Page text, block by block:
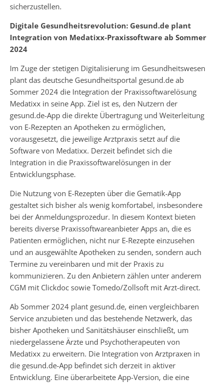
sicherzustellen.
Digitale Gesundheitsrevolution: Gesund.de plant
Integration von Medatixx-Praxissoftware ab Sommer
2024
Im Zuge der stetigen Digitalisierung im Gesundheitswesen
plant das deutsche Gesundheitsportal gesund.de ab
Sommer 2024 die Integration der Praxissoftwarelösung
Medatixx in seine App. Ziel ist es, den Nutzern der
gesund.de-App die direkte Übertragung und Weiterleitung
von E-Rezepten an Apotheken zu ermöglichen,
vorausgesetzt, die jeweilige Arztpraxis setzt auf die
Software von Medatixx. Derzeit befindet sich die
Integration in die Praxissoftwarelösungen in der
Entwicklungsphase.
Die Nutzung von E-Rezepten über die Gematik-App
gestaltet sich bisher als wenig komfortabel, insbesondere
bei der Anmeldungsprozedur. In diesem Kontext bieten
bereits diverse Praxissoftwareanbieter Apps an, die es
Patienten ermöglichen, nicht nur E-Rezepte einzusehen
und an ausgewählte Apotheken zu senden, sondern auch
Termine zu vereinbaren und mit der Praxis zu
kommunizieren. Zu den Anbietern zählen unter anderem
CGM mit Clickdoc sowie Tomedo/Zollsoft mit Arzt-direct.
Ab Sommer 2024 plant gesund.de, einen vergleichbaren
Service anzubieten und das bestehende Netzwerk, das
bisher Apotheken und Sanitätshäuser einschließt, um
niedergelassene Ärzte und Psychotherapeuten von
Medatixx zu erweitern. Die Integration von Arztpraxen in
die gesund.de-App befindet sich derzeit in aktiver
Entwicklung. Eine überarbeitete App-Version, die eine